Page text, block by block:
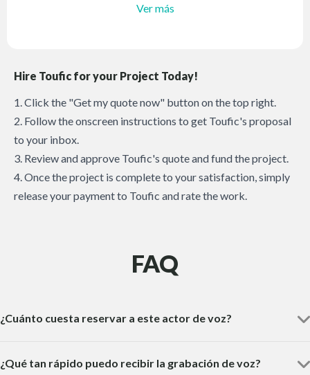
Ver más
Hire Toufic for your Project Today!
1. Click the "Get my quote now" button on the top right.
2. Follow the onscreen instructions to get Toufic's proposal
to your inbox.
3. Review and approve Toufic's quote and fund the project.
4. Once the project is complete to your satisfaction, simply
release your payment to Toufic and rate the work.
FAQ
¿Cuánto cuesta reservar a este actor de voz?
¿Qué tan rápido puedo recibir la grabación de voz?